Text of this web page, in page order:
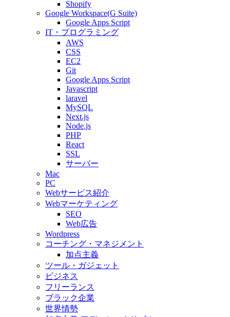
Shopify
Google Workspace(G Suite)
Google Apps Script
IT・プログラミング
AWS
CSS
EC2
Git
Google Apps Script
Javascript
laravel
MySQL
Next.js
Node.js
PHP
React
SSL
サーバー
Mac
PC
Webサービス紹介
Webマーケティング
SEO
Web広告
Wordpress
コーチング・マネジメント
加点主義
ツール・ガジェット
ビジネス
フリーランス
ブラック企業
世界情勢